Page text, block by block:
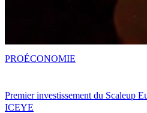
Premier investissement du Scaleup
ICEYE
PROÉCONOMIE